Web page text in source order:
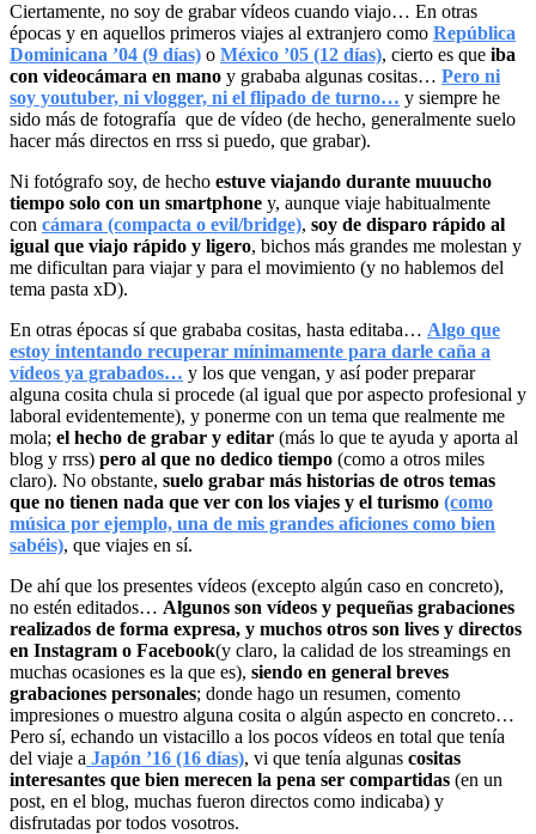
Ciertamente, no soy de grabar vídeos cuando viajo… En otras
épocas y en aquellos primeros viajes al extranjero como República
Dominicana ’04 (9 días) o México ’05 (12 días), cierto es que iba
con videocámara en mano y grababa algunas cositas… Pero ni
soy youtuber, ni vlogger, ni el flipado de turno… y siempre he
sido más de fotografía que de vídeo (de hecho, generalmente suelo
hacer más directos en rrss si puedo, que grabar).
Ni fotógrafo soy, de hecho estuve viajando durante muuucho
tiempo solo con un smartphone y, aunque viaje habitualmente
con cámara (compacta o evil/bridge), soy de disparo rápido al
igual que viajo rápido y ligero, bichos más grandes me molestan y
me dificultan para viajar y para el movimiento (y no hablemos del
tema pasta xD).
En otras épocas sí que grababa cositas, hasta editaba… Algo que
estoy intentando recuperar mínimamente para darle caña a
vídeos ya grabados… y los que vengan, y así poder preparar
alguna cosita chula si procede (al igual que por aspecto profesional y
laboral evidentemente), y ponerme con un tema que realmente me
mola; el hecho de grabar y editar (más lo que te ayuda y aporta al
blog y rrss) pero al que no dedico tiempo (como a otros miles
claro). No obstante, suelo grabar más historias de otros temas
que no tienen nada que ver con los viajes y el turismo (como
música por ejemplo, una de mis grandes aficiones como bien
sabéis), que viajes en sí.
De ahí que los presentes vídeos (excepto algún caso en concreto),
no estén editados… Algunos son vídeos y pequeñas grabaciones
realizados de forma expresa, y muchos otros son lives y directos
en Instagram o Facebook(y claro, la calidad de los streamings en
muchas ocasiones es la que es), siendo en general breves
grabaciones personales; donde hago un resumen, comento
impresiones o muestro alguna cosita o algún aspecto en concreto…
Pero sí, echando un vistacillo a los pocos vídeos en total que tenía
del viaje a Japón ’16 (16 días), vi que tenía algunas cositas
interesantes que bien merecen la pena ser compartidas (en un
post, en el blog, muchas fueron directos como indicaba) y
disfrutadas por todos vosotros.